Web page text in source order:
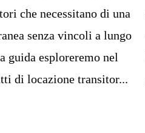
che necessitano di una
senza vincoli a lungo
guida esploreremo nel
di locazione transitor...